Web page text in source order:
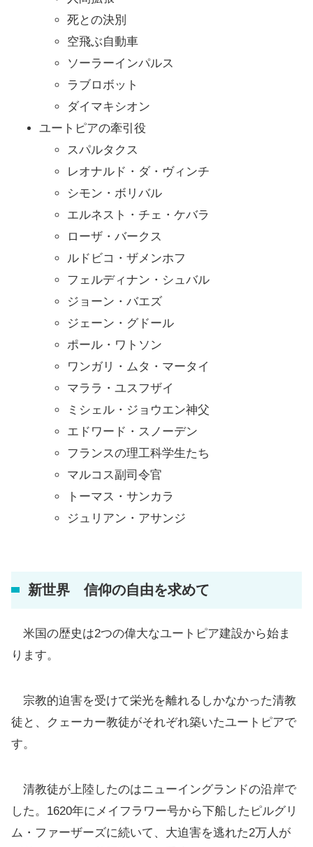
死との決別
空飛ぶ自動車
ソーラーインパルス
ラブロボット
ダイマキシオン
ユートピアの牽引役
スパルタクス
レオナルド・ダ・ヴィンチ
シモン・ボリバル
エルネスト・チェ・ケバラ
ローザ・バークス
ルドビコ・ザメンホフ
フェルディナン・シュバル
ジョーン・バエズ
ジェーン・グドール
ポール・ワトソン
ワンガリ・ムタ・マータイ
マララ・ユスフザイ
ミシェル・ジョウエン神父
エドワード・スノーデン
フランスの理工科学生たち
マルコス副司令官
トーマス・サンカラ
ジュリアン・アサンジ
新世界 信仰の自由を求めて
米国の歴史は2つの偉大なユートピア建設から始ま
ります。
宗教的迫害を受けて栄光を離れるしかなかった清教
徒と、クェーカー教徒がそれぞれ築いたユートピアで
す。
清教徒が上陸したのはニューイングランドの沿岸で
した。1620年にメイフラワー号から下船したピルグリ
ム・ファーザーズに続いて、大迫害を逃れた2万人が